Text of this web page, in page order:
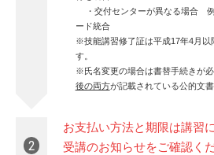
・交付センターが異なる場合
ード統合
※技能講習修了証は平成17年4月以
す。
※氏名変更の場合は書替手続きが
後の両方が記載されている公的文書
2
お支払い方法と期限は講習
受講のお知らせをご確認くだ